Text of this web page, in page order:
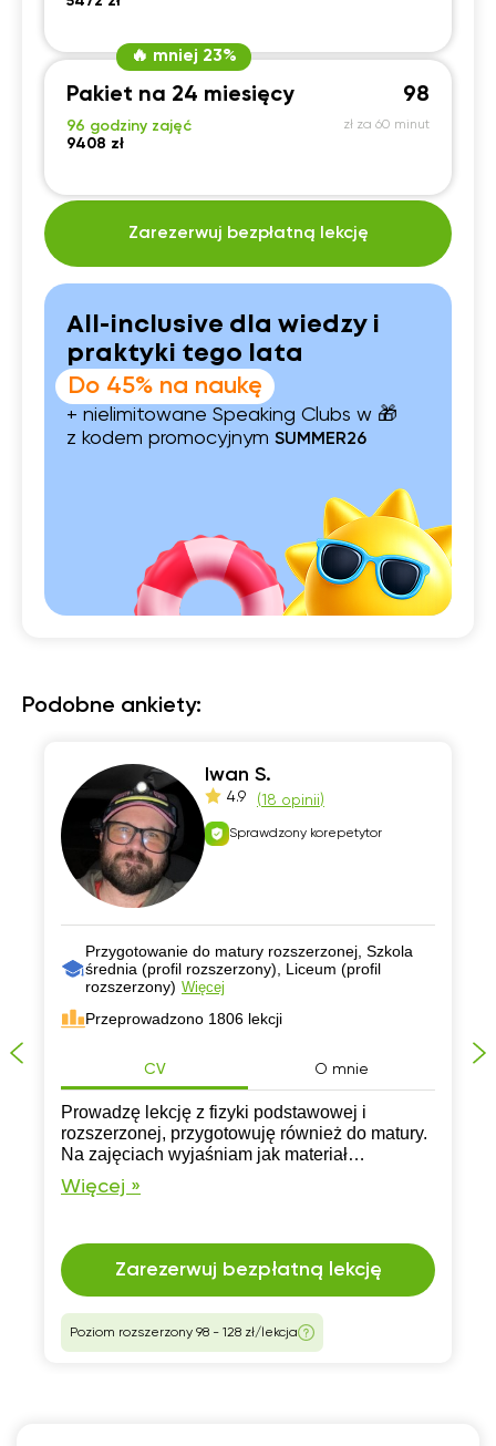
🔥 mniej 23%
Pakiet na 24 miesięcy
96 godziny zajęć
9408 zł
98
zł za 60 minut
Zarezerwuj bezpłatną lekcję
All-inclusive dla wiedzy i
praktyki tego lata
Do 45% na naukę
+ nielimitowane Speaking Clubs w 🎁
z kodem promocyjnym SUMMER26
Podobne ankiety:
Iwan S.
4.9 (18 opinii)
Sprawdzony korepetytor
Przygotowanie do matury rozszerzonej, Szkola
średnia (profil rozszerzony), Liceum (profil
rozszerzony) Więcej
Przeprowadzono 1806 lekcji
CV O mnie
Prowadzę lekcję z fizyki podstawowej i
rozszerzonej, przygotowuję również do matury.
Na zajęciach wyjaśniam jak materiał
teoretyczny, tak i pomagam uczniom
rozwiązywać zadania
Więcej »
Zarezerwuj bezpłatną lekcję
Poziom rozszerzony 98 - 128 zł/lekcja